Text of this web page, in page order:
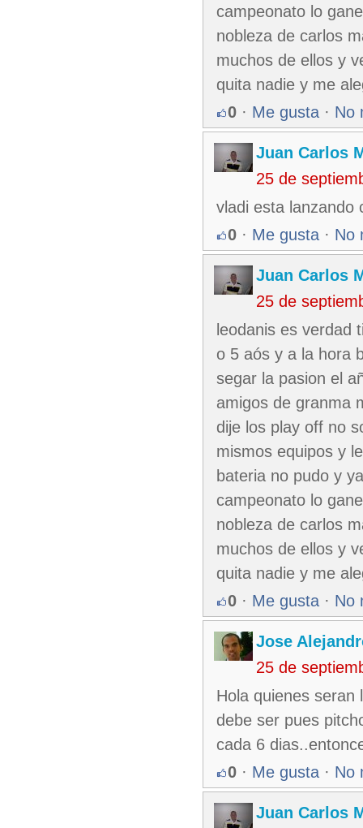
campeonato lo
nobleza de carlos
muchos de ellos y
quita nadie y me
0 · Me gusta · No
Juan Carlos
25 de
vladi esta lanzando
0 · Me gusta · No
Juan Carlos
25 de
leodanis es verdad
o 5 aós y a la hora
segar la pasion el
amigos de granma
dije los play off no
mismos equipos y
bateria no pudo y
campeonato lo
nobleza de carlos
muchos de ellos y
quita nadie y me
0 · Me gusta · No
Jose
25 de
Hola quienes seran
debe ser pues
cada 6
0 · Me gusta · No
Juan Carlos